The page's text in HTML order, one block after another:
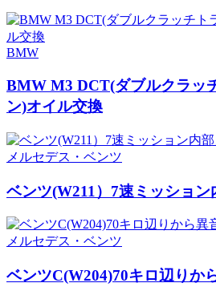
BMW
BMW M3 DCT(ダブルクラッ
ン)オイル交換
メルセデス・ベンツ
ベンツ(W211）7速ミッショ
メルセデス・ベンツ
ベンツC(W204)70キロ辺りか